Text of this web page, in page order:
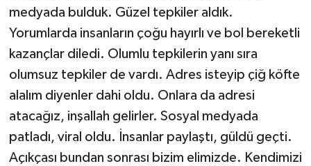
medyada bulduk. Güzel tepkiler aldık.
Yorumlarda insanların çoğu hayırlı ve bol bereketli
kazançlar diledi. Olumlu tepkilerin yanı sıra
olumsuz tepkiler de vardı. Adres isteyip çiğ köfte
alalım diyenler dahi oldu. Onlara da adresi
atacağız, inşallah gelirler. Sosyal medyada
patladı, viral oldu. İnsanlar paylaştı, güldü geçti.
Açıkçası bundan sonrası bizim elimizde. Kendimizi